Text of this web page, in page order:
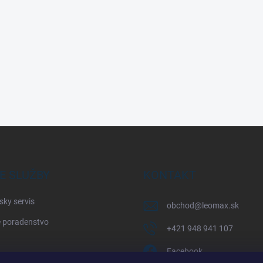
SLUŽBY
servis
poradenstvo
KONTAKT
obchod@ leomax.sk
+421 948 941 107
Facebook